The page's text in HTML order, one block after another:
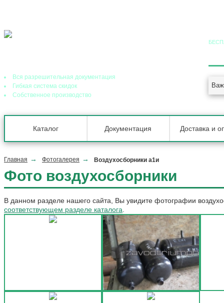
Вся разрешительная документация
Гибкая система скидок
Собственное производство
Каталог Документация Доставка и
Главная Фотогалерея Воздухосборники а1и
Фото воздухосборники
В данном разделе нашего сайта, Вы увидите фотографии
соответствующем разделе каталога